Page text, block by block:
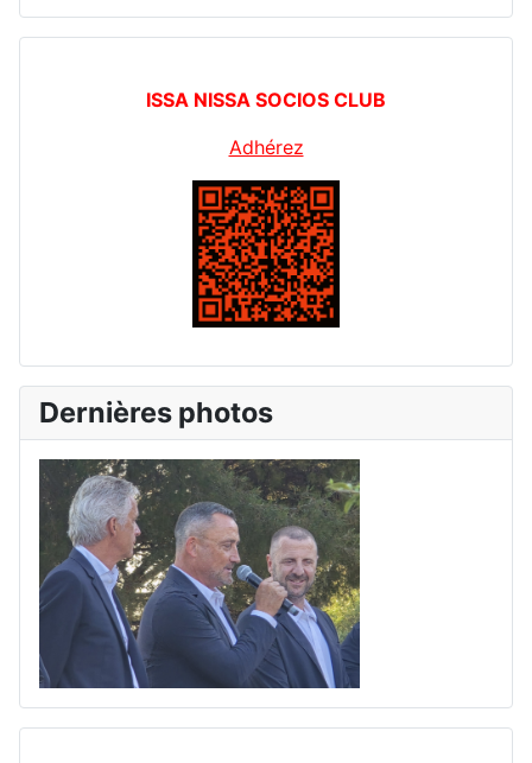
ISSA NISSA SOCIOS CLUB
Adhérez
Dernières photos